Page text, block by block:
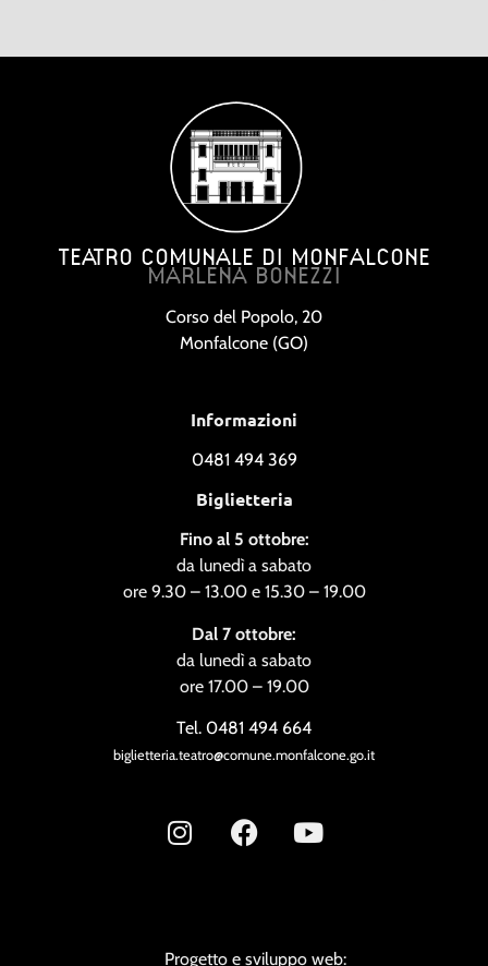
TEATRO COMUNALE DI MONFALCONE
MARLENA BONEZZI
Corso del Popolo, 20
Monfalcone (GO)
Informazioni
0481 494 369
Biglietteria
Fino al 5 ottobre:
da lunedì a sabato
ore 9.30 – 13.00 e 15.30 – 19.00
Dal 7 ottobre:
da lunedì a sabato
ore 17.00 – 19.00
Tel. 0481 494 664
biglietteria.teatro@comune.monfalcone.go.it
Progetto e sviluppo web: